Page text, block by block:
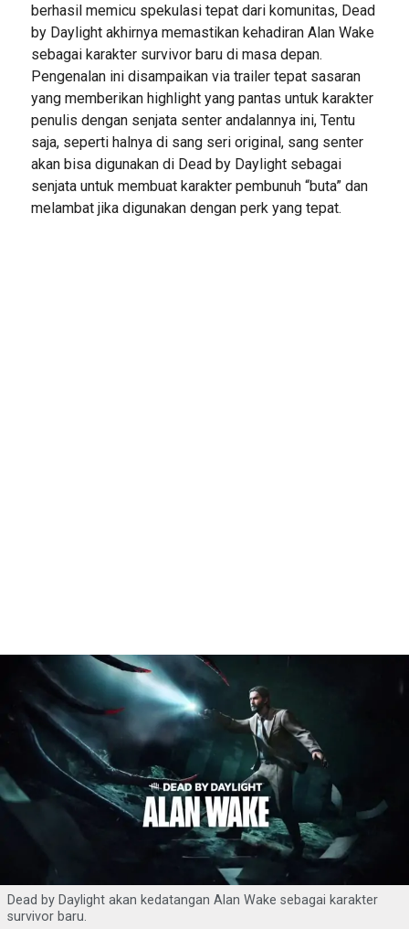
berhasil memicu spekulasi tepat dari komunitas, Dead
by Daylight akhirnya memastikan kehadiran Alan Wake
sebagai karakter survivor baru di masa depan.
Pengenalan ini disampaikan via trailer tepat sasaran
yang memberikan highlight yang pantas untuk karakter
penulis dengan senjata senter andalannya ini, Tentu
saja, seperti halnya di sang seri original, sang senter
akan bisa digunakan di Dead by Daylight sebagai
senjata untuk membuat karakter pembunuh “buta” dan
melambat jika digunakan dengan perk yang tepat.
Dead by Daylight akan kedatangan Alan Wake sebagai karakter
survivor baru.